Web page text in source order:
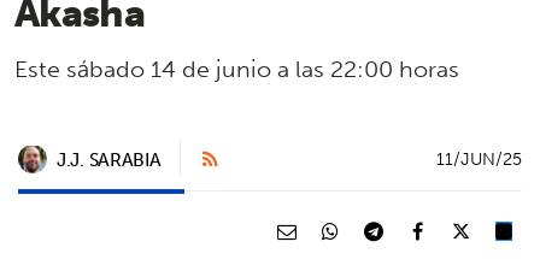
Este sábado 14 de junio a las 22:00 horas
J.J. SARABIA 11/JUN/25